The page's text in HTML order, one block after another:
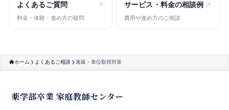
よくあるご質問
料金・体験・進め方の疑問
サービス・ 料金の相談例
費用や進め方のご相談
ホーム よくあるご相談 進級・単位取得対策
薬学部卒業 家庭教師センター